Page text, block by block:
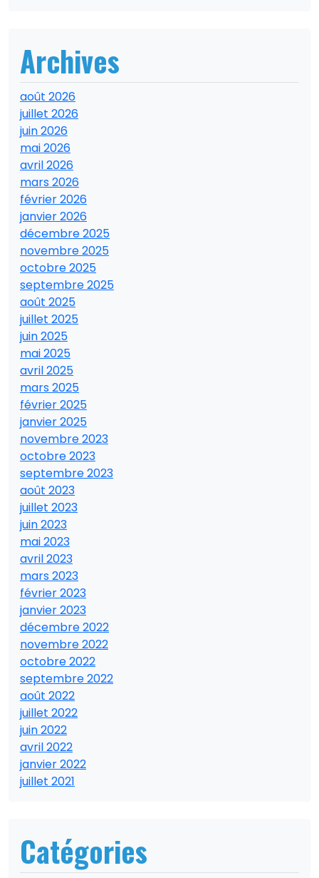
Archives
août 2026
juillet 2026
juin 2026
mai 2026
avril 2026
mars 2026
février 2026
janvier 2026
décembre 2025
novembre 2025
octobre 2025
septembre 2025
août 2025
juillet 2025
juin 2025
mai 2025
avril 2025
mars 2025
février 2025
janvier 2025
novembre 2023
octobre 2023
septembre 2023
août 2023
juillet 2023
juin 2023
mai 2023
avril 2023
mars 2023
février 2023
janvier 2023
décembre 2022
novembre 2022
octobre 2022
septembre 2022
août 2022
juillet 2022
juin 2022
avril 2022
janvier 2022
juillet 2021
Catégories